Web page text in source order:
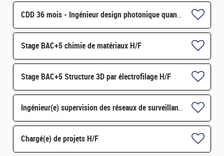
CDD 36 mois - Ingénieur design photonique quantique H/F
Stage BAC+5 chimie de matériaux H/F
Stage BAC+5 Structure 3D par électrofilage H/F
Ingénieur(e) supervision des réseaux de surveillance H/F
Chargé(e) de projets H/F